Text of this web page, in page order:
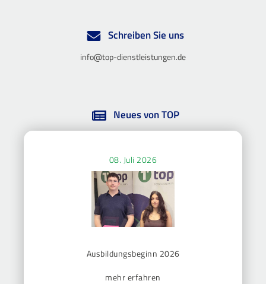
Schreiben Sie uns
info@top-dienstleistungen.de
Neues von TOP
08. Juli 2026
Ausbildungsbeginn 2026
mehr erfahren